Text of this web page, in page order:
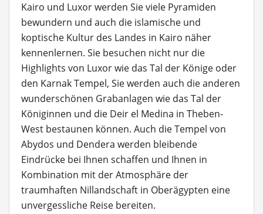
Kairo und Luxor werden Sie viele Pyramiden
bewundern und auch die islamische und
koptische Kultur des Landes in Kairo näher
kennenlernen. Sie besuchen nicht nur die
Highlights von Luxor wie das Tal der Könige oder
den Karnak Tempel, Sie werden auch die anderen
wunderschönen Grabanlagen wie das Tal der
Königinnen und die Deir el Medina in Theben-
West bestaunen können. Auch die Tempel von
Abydos und Dendera werden bleibende
Eindrücke bei Ihnen schaffen und Ihnen in
Kombination mit der Atmosphäre der
traumhaften Nillandschaft in Oberägypten eine
unvergessliche Reise bereiten.